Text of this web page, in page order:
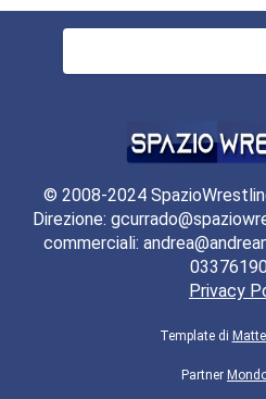
© 2008-2024
Direzione:
commerciali:
Privacy
Template di
Partner